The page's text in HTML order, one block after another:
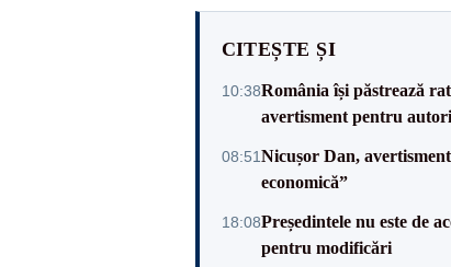
CITEȘTE ȘI
10:38România își păstrează
avertisment pentru
08:51Nicușor Dan,
economică”
18:08Președintele nu este de
pentru modificări